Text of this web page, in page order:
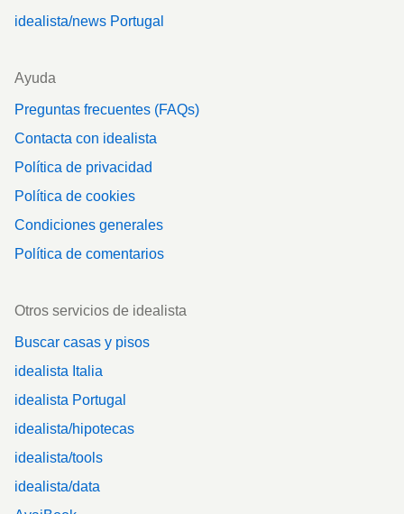
idealista/news Portugal
Ayuda
Preguntas frecuentes (FAQs)
Contacta con idealista
Política de privacidad
Política de cookies
Condiciones generales
Política de comentarios
Otros servicios de idealista
Buscar casas y pisos
idealista Italia
idealista Portugal
idealista/hipotecas
idealista/tools
idealista/data